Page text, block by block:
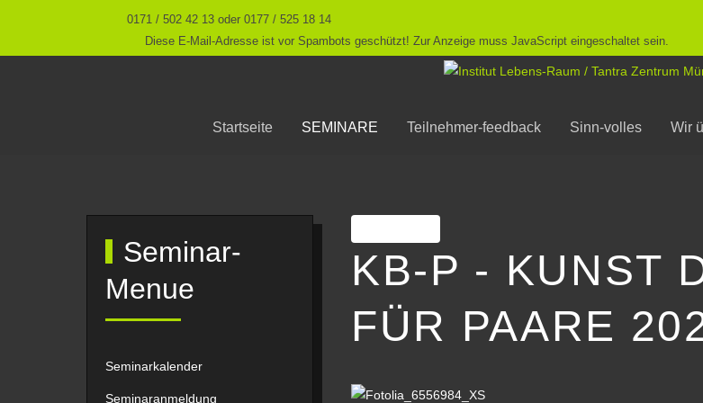
0171 / 502 42 13 oder 0177 / 525 18 14
Diese E-Mail-Adresse ist vor Spambots geschützt! Zur Anzeige muss JavaScript eingeschaltet sein.
Startseite SEMINARE Teilnehmer-feedback Sinn-volles Wir
Seminar-
Menue
Seminarkalender
Seminaranmeldung
KB-P - KUNST
FÜR PAARE